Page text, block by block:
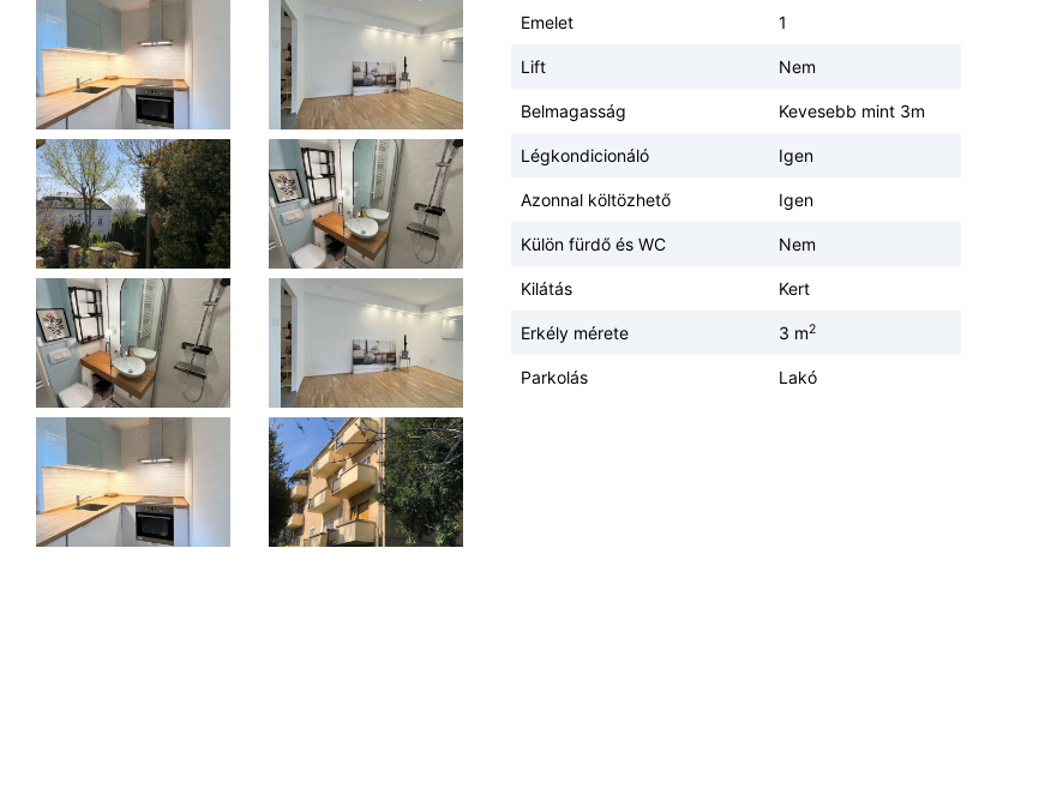
Emelet 1
Lift Nem
Belmagasság Kevesebb mint 3m
Légkondicionáló Igen
Azonnal költözhető Igen
Külön fürdő és WC Nem
Kilátás Kert
Erkély mérete 3 m2
Parkolás Lakó